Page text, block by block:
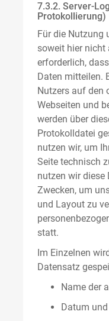
7.3.2. Server-
Protokollierung)
Für die Nutzung
soweit hier nicht
erforderlich,
Daten mitteilen.
Nutzers auf den
Webseiten und
werden über
Protokolldatei
nutzen wir, um
Seite technisch
nutzen wir diese
Zwecken, um
und Layout zu
statt.
Im Einzelnen
Datensatz
Name der
Datum